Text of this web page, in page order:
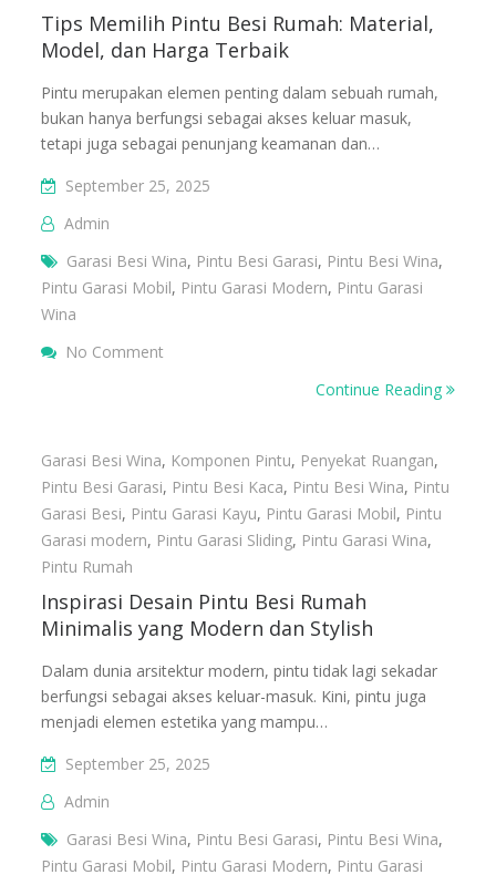
Tips Memilih Pintu Besi Rumah: Material,
Model, dan Harga Terbaik
Pintu merupakan elemen penting dalam sebuah rumah,
bukan hanya berfungsi sebagai akses keluar masuk,
tetapi juga sebagai penunjang keamanan dan…
September 25, 2025
Admin
Garasi Besi Wina, Pintu Besi Garasi, Pintu Besi Wina,
Pintu Garasi Mobil, Pintu Garasi Modern, Pintu Garasi
Wina
No Comment
Continue Reading
Garasi Besi Wina, Komponen Pintu, Penyekat Ruangan,
Pintu Besi Garasi, Pintu Besi Kaca, Pintu Besi Wina, Pintu
Garasi Besi, Pintu Garasi Kayu, Pintu Garasi Mobil, Pintu
Garasi modern, Pintu Garasi Sliding, Pintu Garasi Wina,
Pintu Rumah
Inspirasi Desain Pintu Besi Rumah
Minimalis yang Modern dan Stylish
Dalam dunia arsitektur modern, pintu tidak lagi sekadar
berfungsi sebagai akses keluar-masuk. Kini, pintu juga
menjadi elemen estetika yang mampu…
September 25, 2025
Admin
Garasi Besi Wina, Pintu Besi Garasi, Pintu Besi Wina,
Pintu Garasi Mobil, Pintu Garasi Modern, Pintu Garasi